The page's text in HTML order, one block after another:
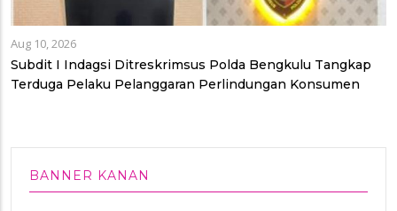
Aug 10, 2026
Subdit I Indagsi Ditreskrimsus Polda Bengkulu Tangkap
Terduga Pelaku Pelanggaran Perlindungan Konsumen
BANNER KANAN